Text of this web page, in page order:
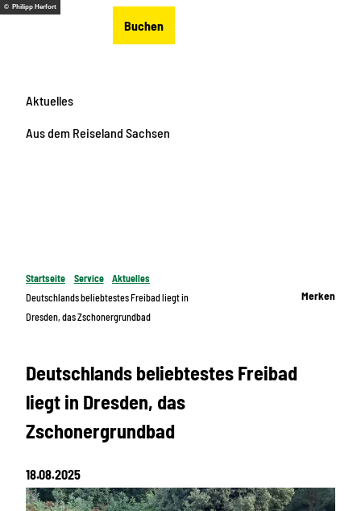
Z
Buchen
© Philipp Herfort
Aktuelles
Aus dem Reiseland Sachsen
Startseite Service
Aktuelles
Deutschlands beliebtestes Freibad liegt in
Dresden, das Zschonergrundbad
Merken
Deutschlands beliebtestes Freibad
liegt in Dresden, das
Zschonergrundbad
18.08.2025